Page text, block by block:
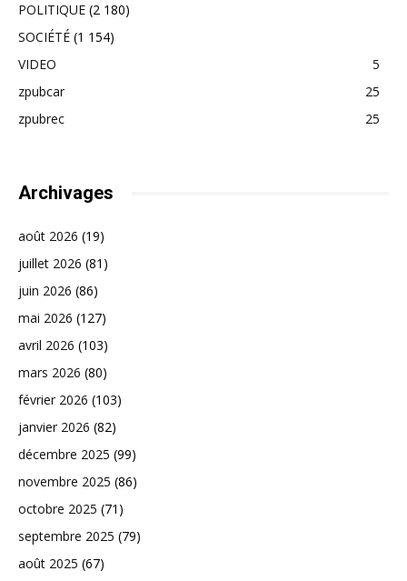
POLITIQUE (2 180)
SOCIÉTÉ (1 154)
VIDEO
5
zpubcar
25
zpubrec
25
Archivages
août 2026 (19)
juillet 2026 (81)
juin 2026 (86)
mai 2026 (127)
avril 2026 (103)
mars 2026 (80)
février 2026 (103)
janvier 2026 (82)
décembre 2025 (99)
novembre 2025 (86)
octobre 2025 (71)
septembre 2025 (79)
août 2025 (67)